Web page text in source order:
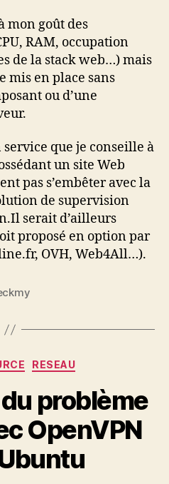
mon goût des
RAM, occupation
de la stack web…) mais
mis en place sans
ou d’une
service que je conseille à
un site Web
pas s’embêter avec la
de supervision
serait d’ailleurs
proposé en option par
OVH, Web4All…).
Catégories
RESEAU
problème
OpenVPN